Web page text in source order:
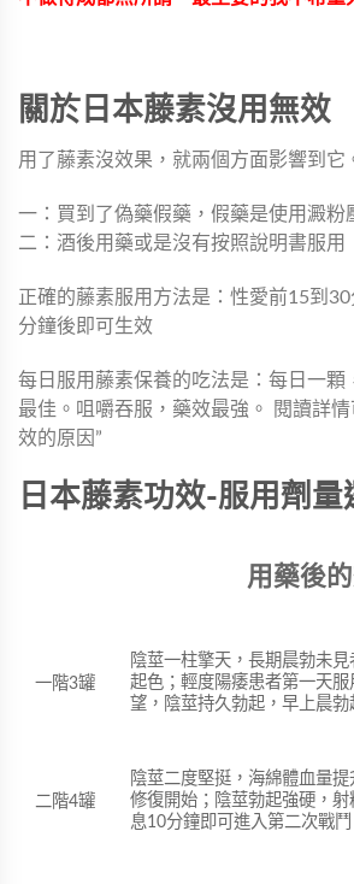
關於日本藤素沒用無效
用了藤素沒效果，就兩個方面影響到它
一：買到了偽藥假藥，假藥是使用澱粉
二：酒後用藥或是沒有按照說明書服用
正確的藤素服用方法是：性愛前15到
分鐘後即可生效
每日服用藤素保養的吃法是：每日一顆
最佳。咀嚼吞服，藥效最強。 閱讀詳
效的原因”
日本藤素功效-服用劑量
用藥後
一階3罐
陰莖一柱擎天，長期晨勃未
起色；輕度陽痿患者第一天
望，陰莖持久勃起，早上晨
二階4罐
陰莖二度堅挺，海綿體血量
修復開始；陰莖勃起強硬，
息10分鐘即可進入第二次戰鬥